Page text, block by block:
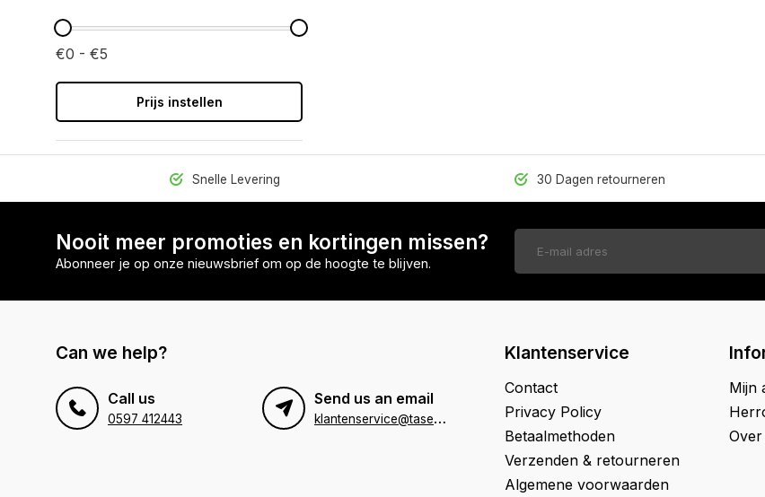
€0 - €5
Prijs instellen
Snelle Levering 30 Dagen retourneren
Nooit meer promoties en kortingen missen?
Abonneer je op onze nieuwsbrief om op de hoogte te blijven.
Can we help?
Call us
0597 412443
Send us an email
k
lantenservice@tasenik.nl
Klantenservice
Contact
Privacy Policy
Betaalmethoden
Verzenden & retourneren
Algemene voorwaarden
Mijn